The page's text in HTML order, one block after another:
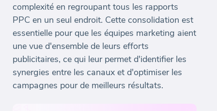
complexité en regroupant tous les rapports
PPC en un seul endroit. Cette consolidation est
essentielle pour que les équipes marketing aient
une vue d'ensemble de leurs efforts
publicitaires, ce qui leur permet d'identifier les
synergies entre les canaux et d'optimiser les
campagnes pour de meilleurs résultats.